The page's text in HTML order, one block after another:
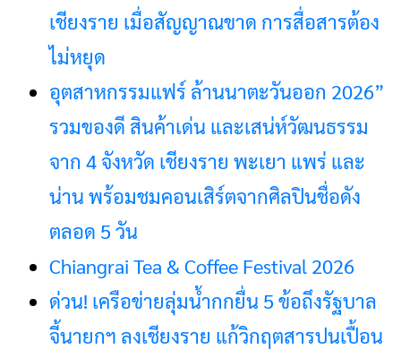
เชียงราย เมื่อสัญญาณขาด การสื่อสารต้อง
ไม่หยุด
อุตสาหกรรมแฟร์ ล้านนาตะวันออก 2026”
รวมของดี สินค้าเด่น และเสน่ห์วัฒนธรรม
จาก 4 จังหวัด เชียงราย พะเยา แพร่ และ
น่าน พร้อมชมคอนเสิร์ตจากศิลปินชื่อดัง
ตลอด 5 วัน
Chiangrai Tea & Coffee Festival 2026
ด่วน! เครือข่ายลุ่มน้ำกกยื่น 5 ข้อถึงรัฐบาล
จี้นายกฯ ลงเชียงราย แก้วิกฤตสารปนเปื้อน